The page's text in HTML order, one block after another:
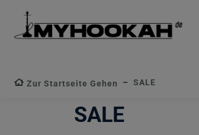
Zur Startseite Gehen SALE
SALE